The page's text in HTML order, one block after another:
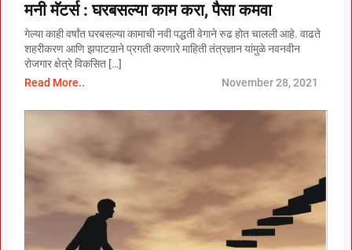
मनी मॅटर्स : घरबसल्या काम करा, पैसा कमवा
गेल्या काही वर्षांत घरबसल्या कामाची नवी पद्धती वेगाने रुढ होत चालली आहे. वाढते
शहरीकरण आणि झपाटय़ाने प्रगती करणारे माहिती तंत्रज्ञान यांमुळे नवनवीन
रोजगार क्षेत्रे विकसित […]
Read More..
November 28, 2021